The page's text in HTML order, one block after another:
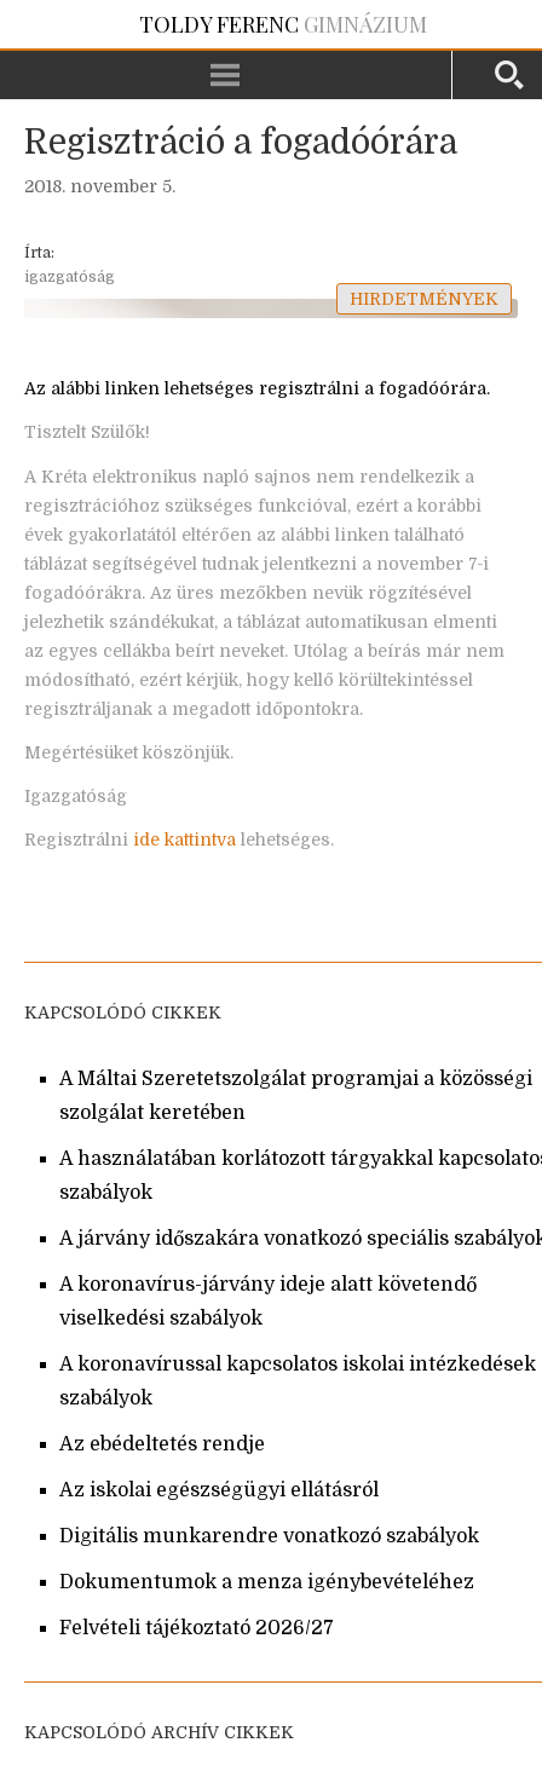
TOLDY FERENC GIMNÁZIUM
Regisztráció a fogadóórára
2018. november 5.
Írta:
igazgatóság
HIRDETMÉNYEK
Az alábbi linken lehetséges regisztrálni a fogadóórára.
Tisztelt Szülők!
A Kréta elektronikus napló sajnos nem rendelkezik a
regisztrációhoz szükséges funkcióval, ezért a korábbi
évek gyakorlatától eltérően az alábbi linken található
táblázat segítségével tudnak jelentkezni a november 7-i
fogadóórákra. Az üres mezőkben nevük rögzítésével
jelezhetik szándékukat, a táblázat automatikusan elmenti
az egyes cellákba beírt neveket. Utólag a beírás már nem
módosítható, ezért kérjük, hogy kellő körültekintéssel
regisztráljanak a megadott időpontokra.
Megértésüket köszönjük.
Igazgatóság
Regisztrálni ide kattintva lehetséges.
KAPCSOLÓDÓ CIKKEK
A Máltai Szeretetszolgálat programjai a közösségi
szolgálat keretében
A használatában korlátozott tárgyakkal
szabályok
A járvány időszakára vonatkozó speciális
A koronavírus-járvány ideje alatt követendő
viselkedési szabályok
A koronavírussal kapcsolatos iskolai intézkedések
szabályok
Az ebédeltetés rendje
Az iskolai egészségügyi ellátásról
Digitális munkarendre vonatkozó szabályok
Dokumentumok a menza igénybevételéhez
Felvételi tájékoztató 2026/27
KAPCSOLÓDÓ ARCHÍV CIKKEK